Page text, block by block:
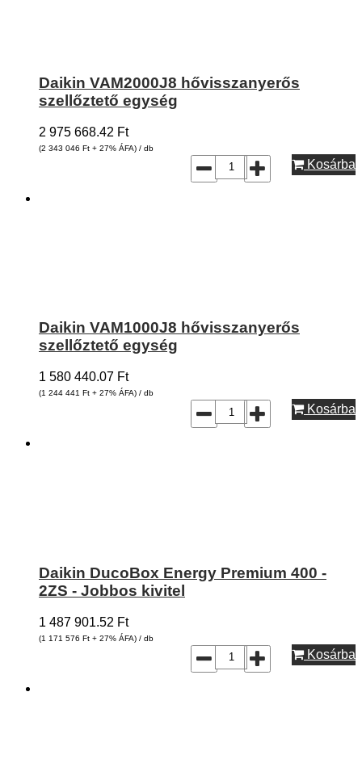
Daikin VAM2000J8 hővisszanyerős
szellőztető egység
2 975 668.42 Ft
(2 343 046 Ft + 27% ÁFA) / db
Kosárba
Daikin VAM1000J8 hővisszanyerős
szellőztető egység
1 580 440.07 Ft
(1 244 441 Ft + 27% ÁFA) / db
Kosárba
Daikin DucoBox Energy Premium 400 -
2ZS - Jobbos kivitel
1 487 901.52 Ft
(1 171 576 Ft + 27% ÁFA) / db
Kosárba